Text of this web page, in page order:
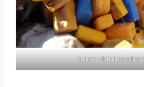
Starre Abfallflaschen